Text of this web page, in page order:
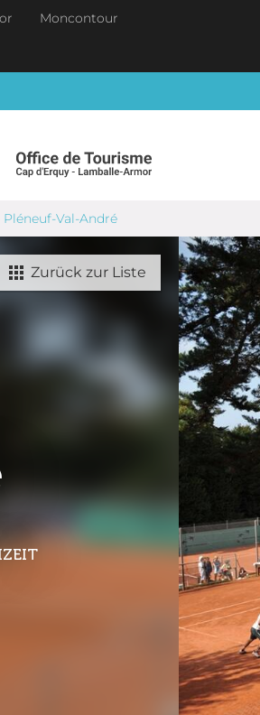
Moncontour
Val-André
Zurück zur Liste